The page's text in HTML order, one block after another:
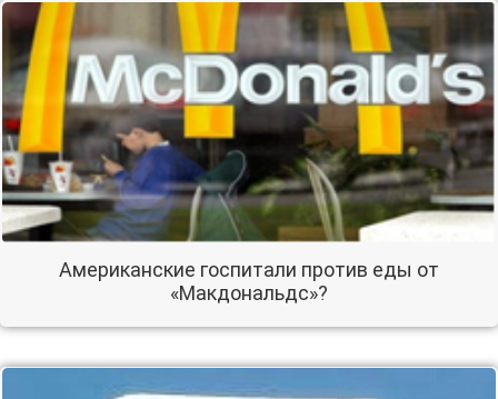
Американские госпитали против еды от
«Макдональдс»?